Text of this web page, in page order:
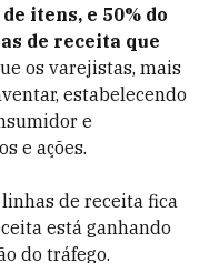
itens, e 50% do
de receita que
os varejistas, mais
estabelecendo
e
e ações.
de receita fica
está ganhando
do tráfego.